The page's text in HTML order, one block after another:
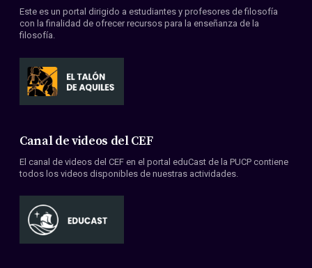
Convenios
Este es un portal dirigido a estudiantes y profesores de filosofía
con la finalidad de ofrecer recursos para la enseñanza de la
filosofía.
Canal de videos del CEF
El canal de videos del CEF en el portal eduCast de la PUCP contiene
todos los videos disponibles de nuestras actividades.